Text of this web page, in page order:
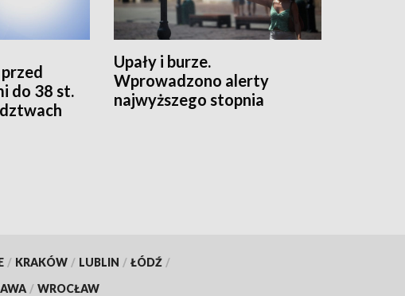
do 38 st.
Upały i burze.
Wprowadzono alerty
najwyższego stopnia
/ KRAKÓW / LUBLIN / ŁÓDŹ /
/ WROCŁAW